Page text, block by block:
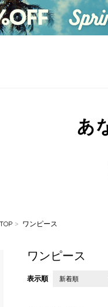
あ
ワンピース
ワンピース
表示順 新着順